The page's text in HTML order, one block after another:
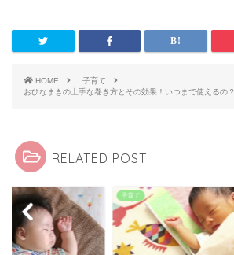
HOME
子育て
おひなまきの上手な巻き方とその効果！いつまで使えるの？
RELATED POST
子育て